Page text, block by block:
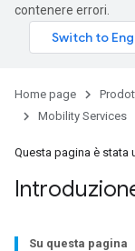
contenere errori.
Home page
Mobility Services
Questa pagina è stata
Su questa pagina